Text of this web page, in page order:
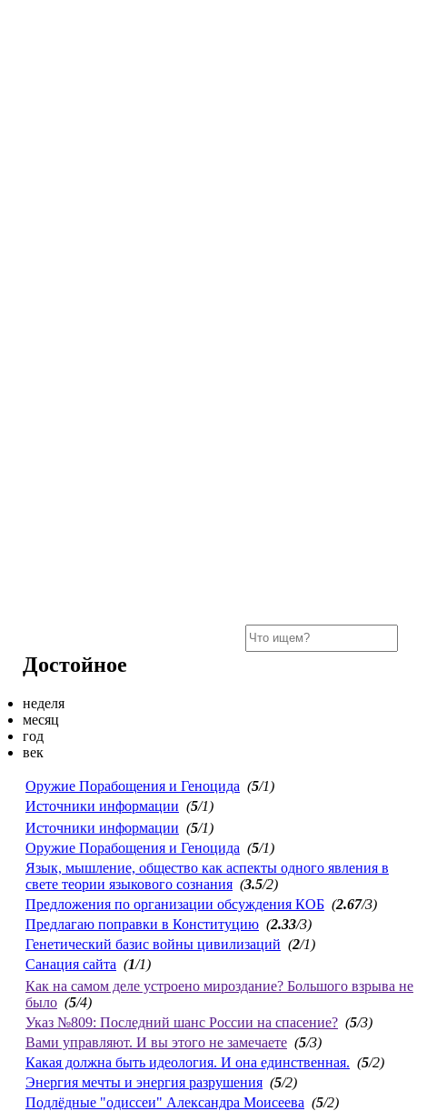
Достойное
неделя
месяц
год
век
Оружие Порабощения и Геноцида (5/1)
Источники информации (5/1)
Источники информации (5/1)
Оружие Порабощения и Геноцида (5/1)
Язык, мышление, общество как аспекты одного явления в
свете теории языкового сознания (3.5/2)
Предложения по организации обсуждения КОБ (2.67/3)
Предлагаю поправки в Конституцию (2.33/3)
Генетический базис войны цивилизаций (2/1)
Санация сайта (1/1)
Как на самом деле устроено мироздание? Большого взрыва не
было (5/4)
Указ №809: Последний шанс России на спасение? (5/3)
Вами управляют. И вы этого не замечаете (5/3)
Какая должна быть идеология. И она единственная. (5/2)
Энергия мечты и энергия разрушения (5/2)
Подлёдные "одиссеи" Александра Моисеева (5/2)